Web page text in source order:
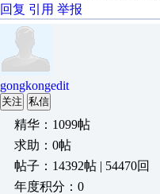
回复 引用 举报
gongkongedit
关注 私信
精华：1099帖
求助：0帖
帖子：14392帖 | 54470回
年度积分：0